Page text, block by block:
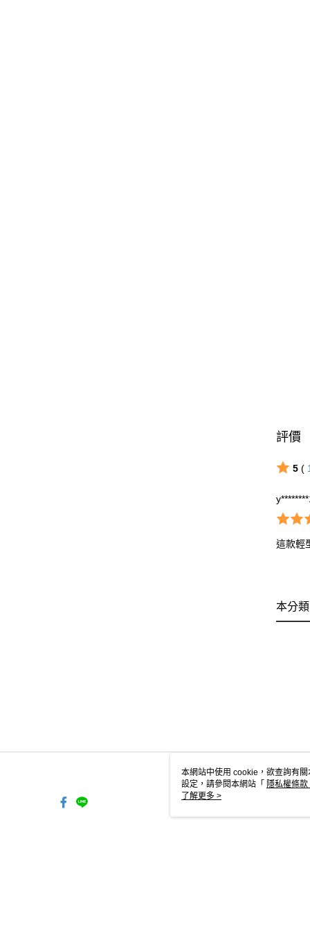
評價
5(
這款輕
本分
本網站中使用 cookie，欲查詢有
設定，請參閱本網站「 隱私權條款
使用 cookie。
了解更多 >